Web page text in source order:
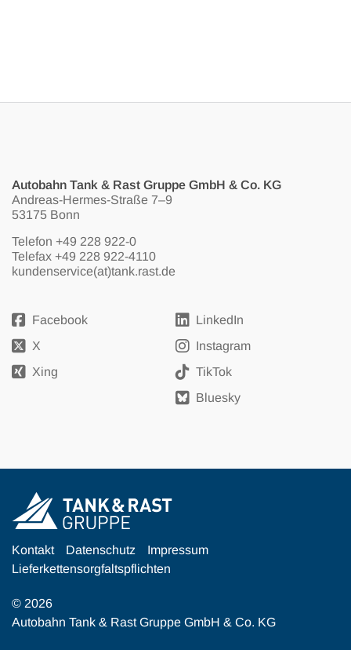
Autobahn Tank & Rast Gruppe GmbH & Co. KG
Andreas-Hermes-Straße 7–9
53175 Bonn
Telefon +49 228 922-0
Telefax +49 228 922-4110
kundenservice(at)tank.rast.de
Facebook
LinkedIn
X
Instagram
Xing
TikTok
Bluesky
Kontakt Datenschutz
Impressum
Lieferkettensorgfaltspflichten
© 2026
Autobahn Tank & Rast Gruppe GmbH & Co. KG